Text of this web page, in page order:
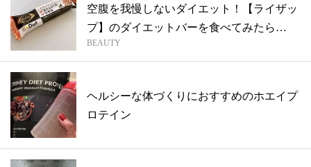
空腹を我慢しないダイエット！【ライザッ
プ】のダイエットバーを食べてみたら…
BEAUTY
ヘルシーな体づくりにおすすめのホエイプ
ロテイン